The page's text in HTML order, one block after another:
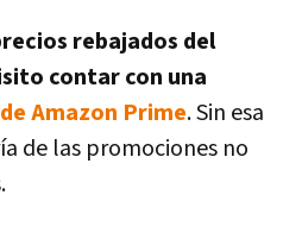
rebajados del
contar con una
Amazon Prime. Sin esa
de las promociones no